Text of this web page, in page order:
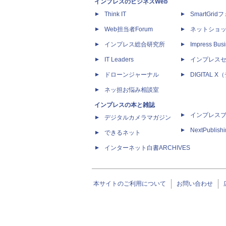
インプレスのビジネスWeb
Think IT
Web担当者Forum
インプレス総合研究所
IT Leaders
ドローンジャーナル
ネッ担お悩み相談室
インプレスの本と雑誌
デジタルカメラマガジン
できるネット
インターネット白書ARCHIVES
SmartGridフ
ネットショ
Impress
インプレス
DIGITAL X（
インプレス
本サイトのご利用について お問い合わせ